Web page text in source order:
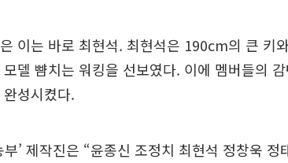
이는 바로 최현석. 최현석은 190cm의 큰 키
델 뺨치는 워킹을 선보였다. 이에 멤버들의
성시켰다.
’ 제작진은 “윤종신 조정치 최현석 정창욱 정